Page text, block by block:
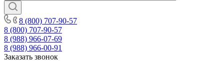
8 (800) 707-90-57
8 (800) 707-90-57
8 (988) 966-07-69
8 (988) 966-00-91
Заказать звонок